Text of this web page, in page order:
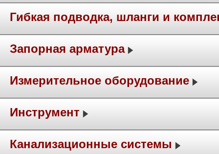
Гибкая подводка, шланги и
Запорная арматура
Измерительное оборудование
Инструмент
Канализационные системы